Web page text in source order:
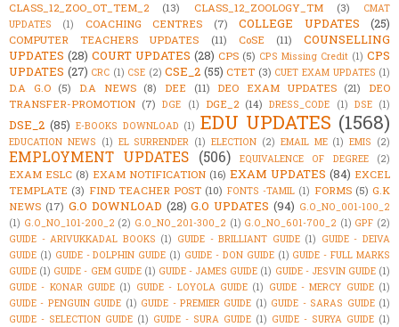
CLASS_12_ZOO_OT_TEM_2
(13) CLASS_12_ZOOLOGY_TM (3)
CMAT
UPDATES
(1) COACHING CENTRES (7) COLLEGE UPDATES (25)
COMPUTER TEACHERS UPDATES (11) CoSE (11)
COUNSELLING
UPDATES (28) COURT UPDATES (28) CPS (5) CPS Missing Credit (1) CPS
UPDATES (27) CRC (1) CSE (2) CSE_2 (55) CTET (3) CUET EXAM UPDATES (1)
D.A G.O (5) D.A NEWS (8) DEE (11) DEO EXAM UPDATES (21)
DEO
TRANSFER-PROMOTION (7) DGE (1) DGE_2 (14) DRESS_CODE (1) DSE (1)
DSE_2 (85) E-BOOKS DOWNLOAD (1) EDU UPDATES (1568)
EDUCATION NEWS (1) EL SURRENDER (1) ELECTION (2) EMAIL ME (1) EMIS (2)
EMPLOYMENT UPDATES (506) EQUIVALENCE OF DEGREE (2)
EXAM ESLC (8) EXAM NOTIFICATION (16) EXAM UPDATES (84) EXCEL
TEMPLATE (3) FIND TEACHER POST (10) FONTS -TAMIL (1) FORMS (5) G.K
NEWS (17) G.O DOWNLOAD (28) G.O UPDATES (94) G.O_NO_001-100_2
(1) G.O_NO_101-200_2 (2) G.O_NO_201-300_2 (1) G.O_NO_601-700_2 (1) GPF (2)
GUIDE - ARIVUKKADAL BOOKS (1) GUIDE - BRILLIANT GUIDE (1) GUIDE - DEIVA
GUIDE (1) GUIDE - DOLPHIN GUIDE (1) GUIDE - DON GUIDE (1) GUIDE - FULL MARKS
GUIDE (1) GUIDE - GEM GUIDE (1) GUIDE - JAMES GUIDE (1) GUIDE - JESVIN GUIDE (1)
GUIDE - KONAR GUIDE (1) GUIDE - LOYOLA GUIDE (1) GUIDE - MERCY GUIDE (1)
GUIDE - PENGUIN GUIDE (1) GUIDE - PREMIER GUIDE (1) GUIDE - SARAS GUIDE (1)
GUIDE - SELECTION GUIDE (1) GUIDE - SURA GUIDE (1) GUIDE - SURYA GUIDE (1)